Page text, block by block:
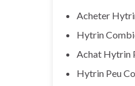
Acheter
Hytrin
Achat Hytrin
Hytrin Peu